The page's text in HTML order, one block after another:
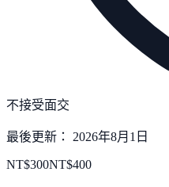
不接受面交
最後更新： 2026年8月1日
NT$300NT$400